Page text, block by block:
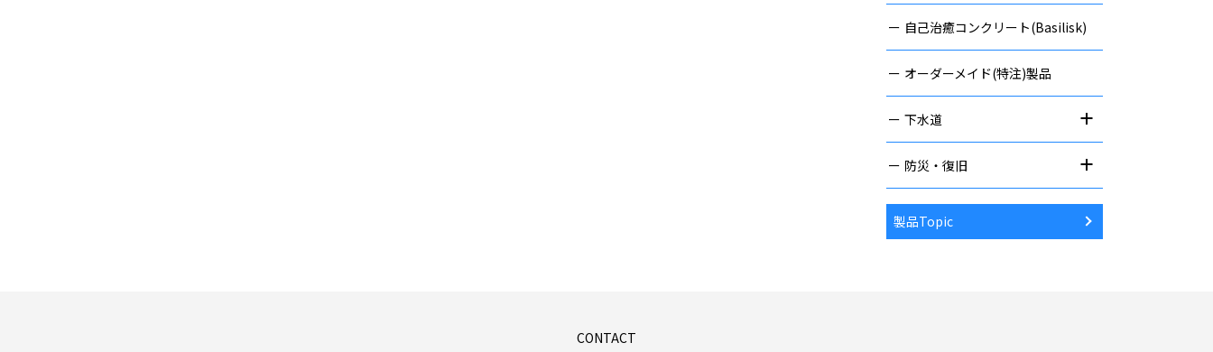
自己治癒コンクリート(Basilisk)
オーダーメイド(特注)製品
下水道
防災・復旧
製品Topic
CONTACT